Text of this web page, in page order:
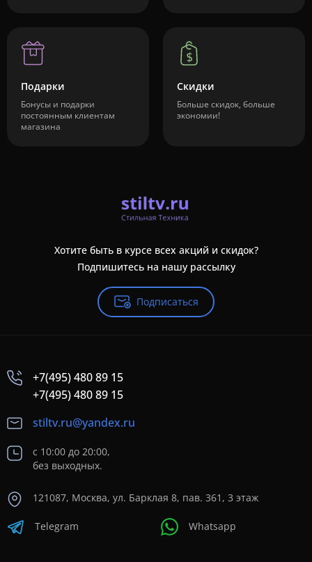
Подарки
Бонусы и подарки
постоянным клиентам
магазина
Скидки
Больше скидок, больше
экономии!
Хотите быть в курсе всех акций и скидок?
Подпишитесь на нашу рассылку
Подписаться
+7(495) 480 89 15
+7(495) 480 89 15
stiltv.ru@yandex.ru
с 10:00 до 20:00,
без выходных.
121087, Москва, ул. Барклая 8, пав. 361, 3 этаж
Telegram Whatsapp